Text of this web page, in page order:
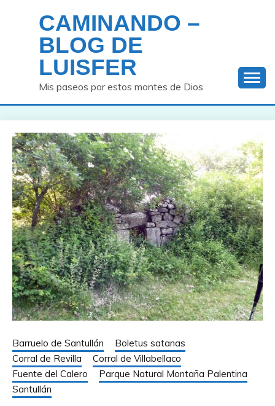
contenido
CAMINANDO –
BLOG DE
LUISFER
Mis paseos por estos montes de Dios
Barruelo de Santullán
Boletus satanas
Corral de Revilla
Corral de Villabellaco
Fuente del Calero
Parque Natural Montaña Palentina
Santullán